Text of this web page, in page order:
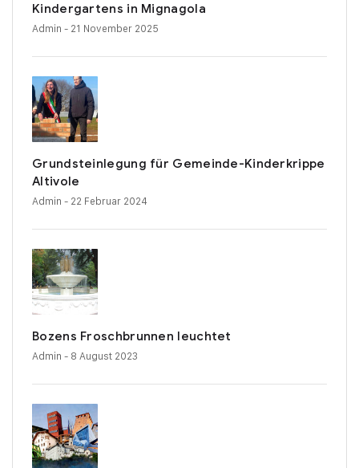
Kindergartens in Mignagola
Admin - 21 November 2025
Grundsteinlegung für Gemeinde-Kinderkrippe
Altivole
Admin - 22 Februar 2024
Bozens Froschbrunnen leuchtet
Admin - 8 August 2023